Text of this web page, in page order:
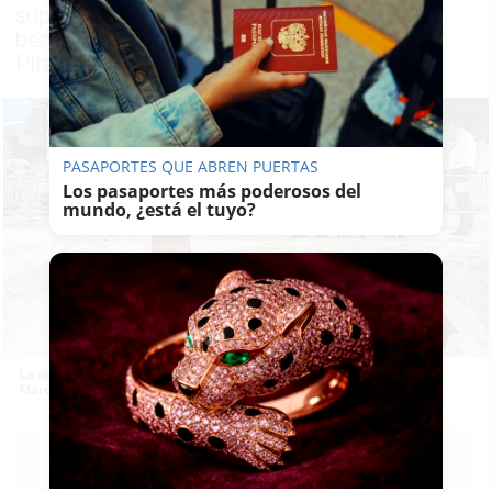
supervisa el inicio de las obras que
beneficiarán a vecinos de llas barriadas La
Pita, El Pinar y La Marquesa.
La alcaldesa supervisa las obras del aparcamiento de Hijuela de la
Marquesa.
J. A.
ARMARIO
PASAPORTES QUE ABREN PUERTAS
Los pasaportes más poderosos del
mundo, ¿está el tuyo?